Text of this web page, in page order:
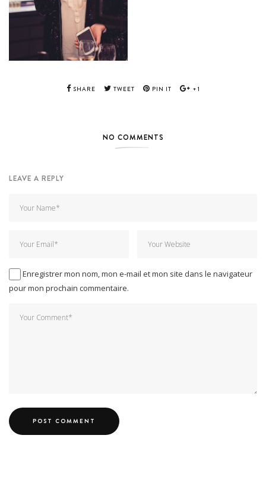
SHARE TWEET PIN IT +1
NO COMMENTS
LEAVE A REPLY
Enregistrer mon nom, mon e-mail et mon site dans le navigateur
pour mon prochain commentaire.